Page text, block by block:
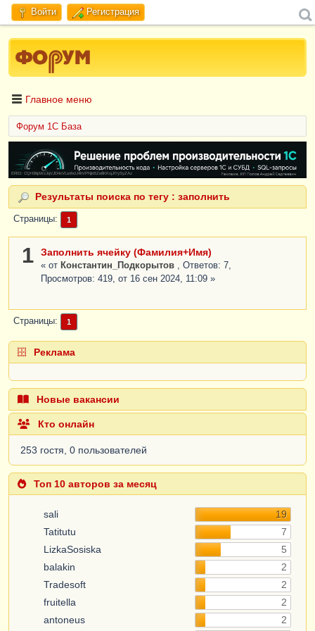
Войти Регистрация
Главное меню
Форум 1C База
ERID: CQH36pWzJqVJD4xVLsnhcU4hVPNjkBZe8KKxjJiYySyZAz
Результаты поиска по тегу : заполнить
Страницы 1
1 Заполнить ячейку (Фамилия+Имя)
« от Константин_Подкорытов
, Ответов: 7,
Просмотров: 419, от 16 сен 2024, 11:09 »
Страницы 1
Реклама
Новые вакансии
Кто онлайн
253 гостя, 0 пользователей
Топ 10 авторов за месяц
sali
19
Tatitutu
7
LizkaSosiska
5
balakin
2
Tradesoft
2
fruitella
2
antoneus
2